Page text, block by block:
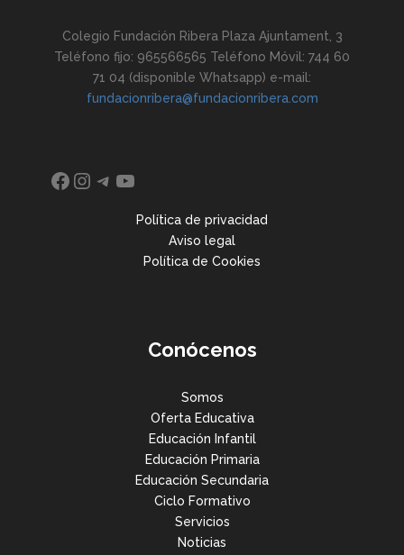
Colegio Fundación Ribera Plaza Ajuntament, 3
Teléfono fijo: 965566565 Teléfono Móvil: 744 60
71 04 (disponible Whatsapp) e-mail:
fundacionribera@fundacionribera.com
Facebook
Instagram
Telegram
YouTube
Política de privacidad
Aviso legal
Política de Cookies
Conócenos
Somos
Oferta Educativa
Educación Infantil
Educación Primaria
Educación Secundaria
Ciclo Formativo
Servicios
Noticias